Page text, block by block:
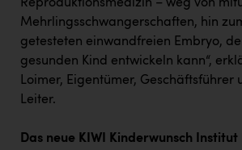
Reproduktionsmedizin – weg von
Mehrlingsschwangerschaften, hin
getesteten einwandfreien Embryo,
gesunden Kind entwickeln kann“,
Loimer, Eigentümer, Geschäftsführer
Leiter.
Das neue KIWI Kinderwunsch Institut